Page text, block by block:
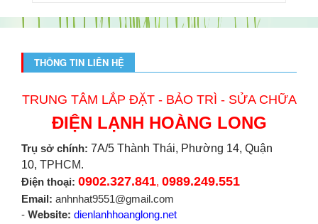
THÔNG TIN LIÊN HỆ
TRUNG TÂM LẮP ĐẶT - BẢO TRÌ - SỬA CHỮA
ĐIỆN LẠNH HOÀNG LONG
Trụ sở chính: 7A/5 Thành Thái, Phường 14, Quận
10, TPHCM.
Điện thoại: 0902.327.841, 0989.249.551
Email: anhnhat9551@gmail.com
- Website: dienlanhhoanglong.net